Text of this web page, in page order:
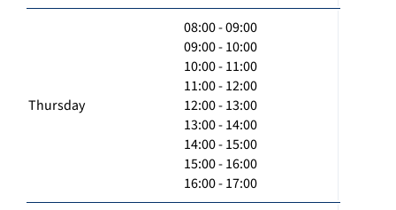
Thursday
08:00 - 09:00
09:00 - 10:00
10:00 - 11:00
11:00 - 12:00
12:00 - 13:00
13:00 - 14:00
14:00 - 15:00
15:00 - 16:00
16:00 - 17:00